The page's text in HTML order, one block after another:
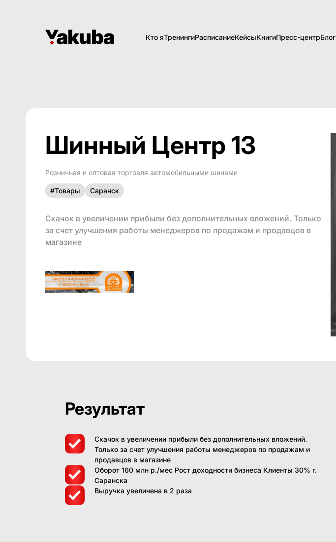
Кто яТренингиРасписаниеКейсыКнигиПресс-центрБлог
Шинный Центр 13
Розничная и оптовая торговля автомобильными шинами
#Товары Саранск
Скачок в увеличении прибыли без дополнительных вложений. Только
за счет улучшения работы менеджеров по продажам и продавцов в
магазине
Результат
Скачок в увеличении прибыли без дополнительных вложений.
Только за счет улучшения работы менеджеров по продажам и
продавцов в магазине
Оборот 160 млн р./мес Рост доходности бизнеса Клиенты 30% г.
Саранска
Выручка увеличена в 2 раза